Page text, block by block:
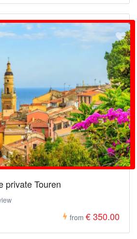
private Touren
from € 350.00